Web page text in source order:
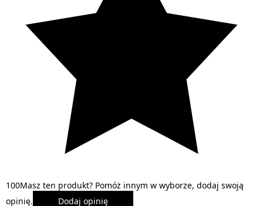
100Masz ten produkt? Pomóż innym w wyborze, dodaj swoją
opinię.
Dodaj opinię